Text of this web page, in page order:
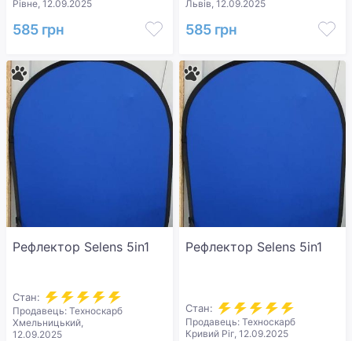
Рівне, 12.09.2025
585 грн
Львів, 12.09.2025
585 грн
Рефлектор Selens 5in1
Стан:
Продавець: Техноскарб
Хмельницький,
12.09.2025
Рефлектор Selens 5in1
Стан:
Продавець: Техноскарб
Кривий Ріг, 12.09.2025